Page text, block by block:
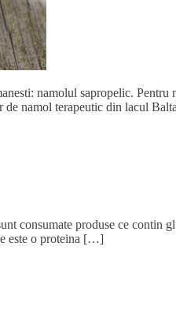
namolul sapropelic.
de namol terapeutic din lacul
consumate produse ce contin
este o proteina […]